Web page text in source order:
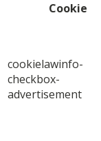
Cookie
cookielawinfo-
checkbox-
advertisement